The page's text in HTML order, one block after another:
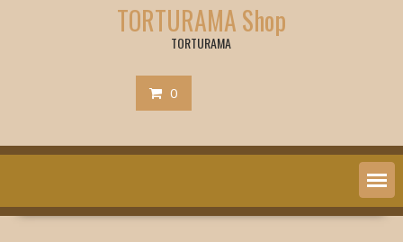
TORTURAMA Shop
TORTURAMA
0